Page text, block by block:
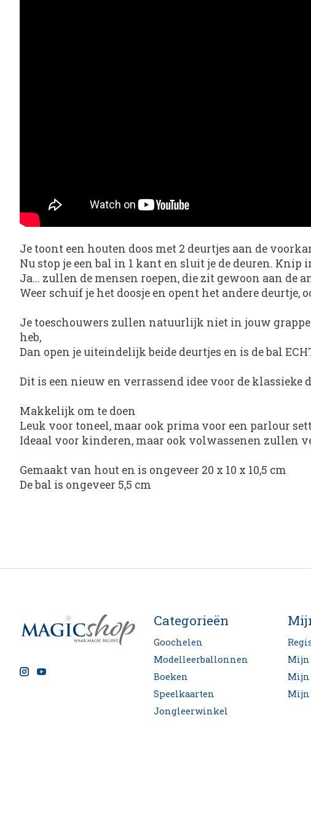
Je toont een houten doos met 2 deurtjes aan de
Nu stop je een bal in 1 kant en sluit je de deuren. Knip
Ja... zullen de mensen roepen, die zit gewoon aan de
Weer schuif je het doosje en opent het andere deurtje,
Je toeschouwers zullen natuurlijk niet in jouw
heb,
Dan open je uiteindelijk beide deurtjes en is de bal
Dit is een nieuw en verrassend idee voor de klassieke
Makkelijk om te doen
Leuk voor toneel, maar ook prima voor een parlour
Ideaal voor kinderen, maar ook volwassenen zullen
Gemaakt van hout en is ongeveer 20 x 10 x 10,5 cm
De bal is ongeveer 5,5 cm
Categorieën
Goochelen
Modelleerballonnen
Boeken
Speelkaarten
Jongleerwinkel
Mijn
Mijn